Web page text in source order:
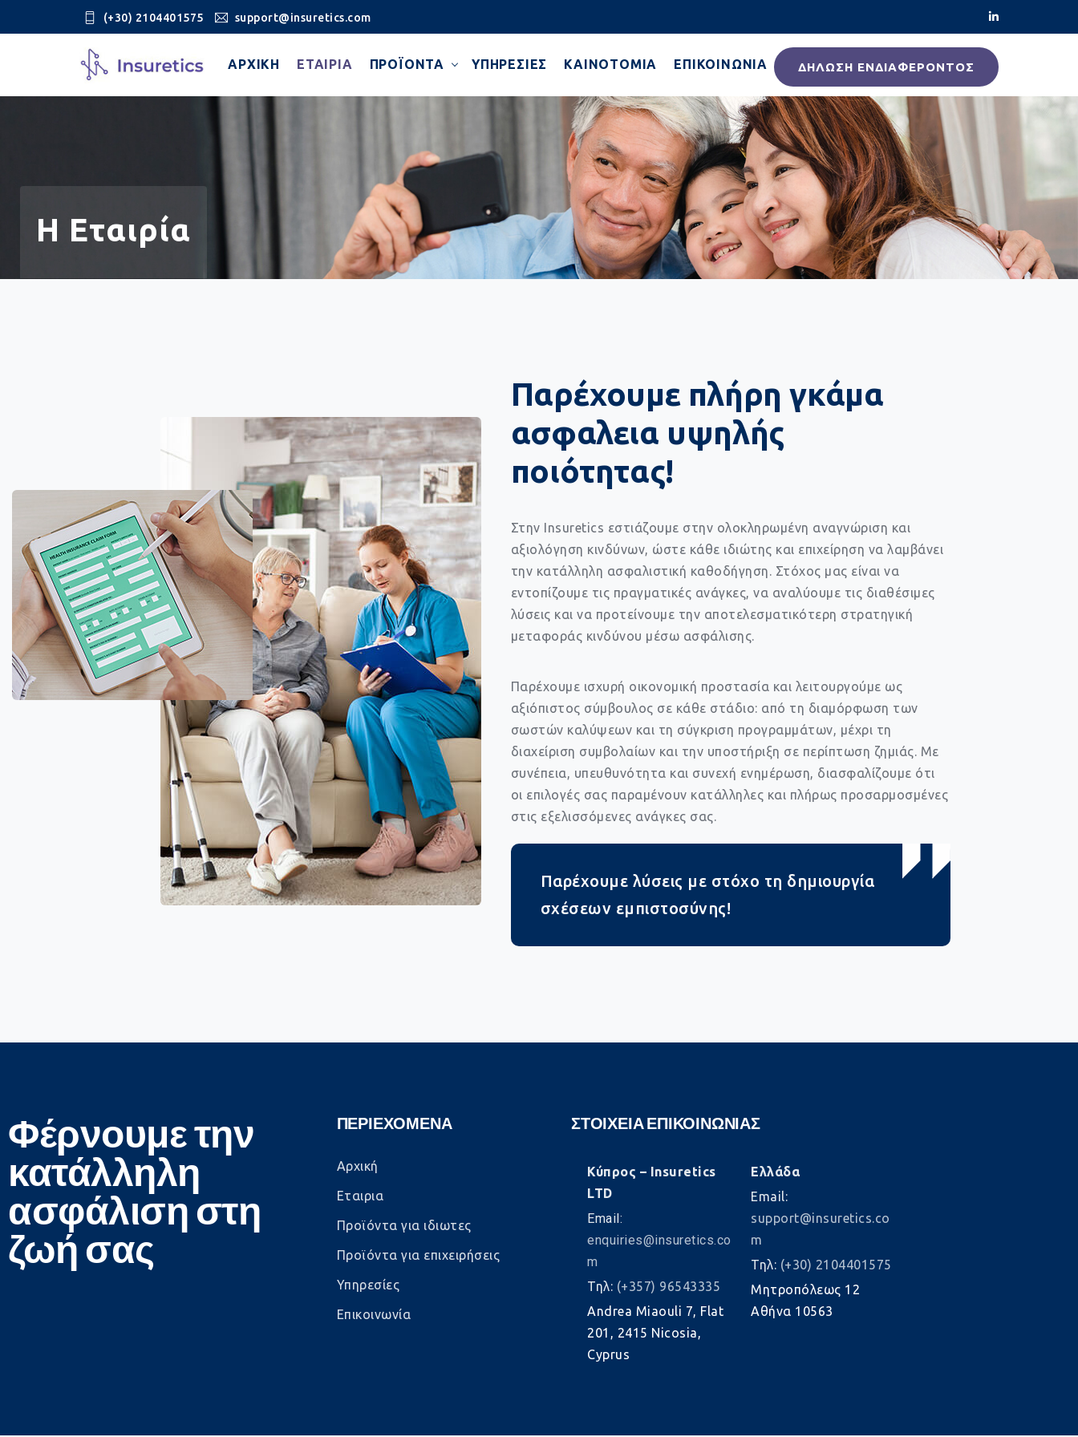
(+30) 2104401575 support@insuretics.com
ΑΡΧΙΚΉ ΕΤΑΙΡΙΑ ΠΡΟΪΌΝΤΑ ΥΠΗΡΕΣΊΕΣ KAINOTOMIA ΕΠΙΚΟΙΝΩΝΊΑ ΔΉΛΩΣΗ ΕΝΔΙΑΦΈΡΟΝΤΟΣ
Η Εταιρία
Παρέχουμε πλήρη γκάμα
ασφαλεια υψηλής
ποιότητας!
Στην Insuretics εστιάζουμε στην ολοκληρωμένη αναγνώριση και
αξιολόγηση κινδύνων, ώστε κάθε ιδιώτης και επιχείρηση να λαμβάνει
την κατάλληλη ασφαλιστική καθοδήγηση. Στόχος μας είναι να
εντοπίζουμε τις πραγματικές ανάγκες, να αναλύουμε τις διαθέσιμες
λύσεις και να προτείνουμε την αποτελεσματικότερη στρατηγική
μεταφοράς κινδύνου μέσω ασφάλισης.
Παρέχουμε ισχυρή οικονομική προστασία και λειτουργούμε ως
αξιόπιστος σύμβουλος σε κάθε στάδιο: από τη διαμόρφωση των
σωστών καλύψεων και τη σύγκριση προγραμμάτων, μέχρι τη
διαχείριση συμβολαίων και την υποστήριξη σε περίπτωση ζημιάς. Με
συνέπεια, υπευθυνότητα και συνεχή ενημέρωση, διασφαλίζουμε ότι
οι επιλογές σας παραμένουν κατάλληλες και πλήρως προσαρμοσμένες
στις εξελισσόμενες ανάγκες σας.
Παρέχουμε λύσεις με στόχο τη δημιουργία
σχέσεων εμπιστοσύνης!
Φέρνουμε την
κατάλληλη
ασφάλιση στη
ζωή σας
ΠΕΡΙΕΧΟΜΕΝΑ
Αρχική
Εταιρια
Προϊόντα για ιδιωτες
Προϊόντα για επιχειρήσεις
Υπηρεσίες
Επικοινωνία
ΣΤΟΙΧΕΙΑ ΕΠΙΚΟΙΝΩΝΙΑΣ
Κύπρος – Insuretics
LTD
Email:
enquiries@insuretics.co
m
Τηλ: (+357) 96543335
Andrea Miaouli 7, Flat
201, 2415 Nicosia,
Cyprus
Ελλάδα
Email:
support@insuretics.co
m
Τηλ: (+30) 2104401575
Μητροπόλεως 12
Αθήνα 10563